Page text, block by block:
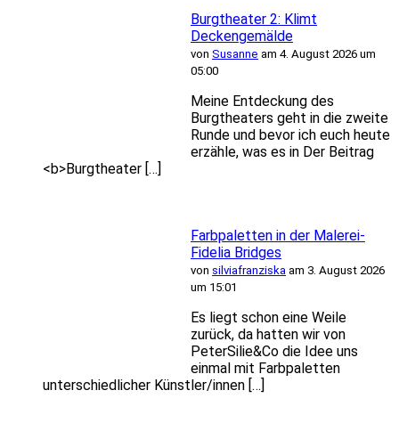
Burgtheater 2: Klimt
Deckengemälde
von Susanne am 4. August 2026 um
05:00
Meine Entdeckung des
Burgtheaters geht in die zweite
Runde und bevor ich euch heute
erzähle, was es in Der Beitrag
<b>Burgtheater […]
Farbpaletten in der Malerei-
Fidelia Bridges
von silviafranziska am 3. August 2026
um 15:01
Es liegt schon eine Weile
zurück, da hatten wir von
PeterSilie&Co die Idee uns
einmal mit Farbpaletten
unterschiedlicher Künstler/innen […]